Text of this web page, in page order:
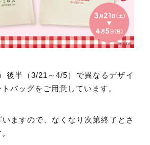
後半（3/21～4/5）で異なるデザイ
バッグをご用意しています。
ますので、なくなり次第終了とさ